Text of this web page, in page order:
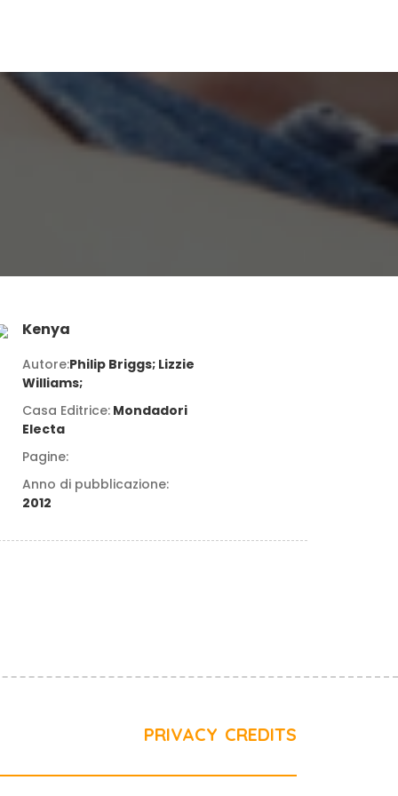
Kenya
Autore:Philip Briggs; Lizzie
Williams;
Casa Editrice:Mondadori
Electa
Pagine:
Anno di pubblicazione:
2012
PRIVACY CREDITS